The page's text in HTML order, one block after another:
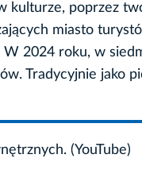
kulturze, poprzez
miasto
2024 roku, w
Tradycyjnie jako
(YouTube)